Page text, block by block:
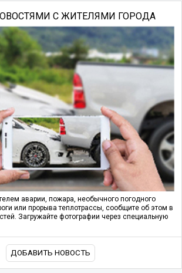
С ЖИТЕЛЯМИ ГОРОДА
аварии, пожара, необычного погодного
или прорыва теплотрассы, сообщите об этом в
Загружайте фотографии через специальную
ДОБАВИТЬ НОВОСТЬ